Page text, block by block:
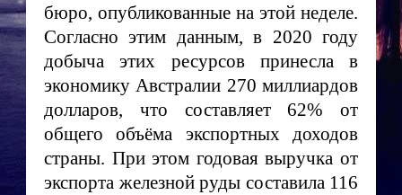
бюро, опубликованные на этой неделе.
Согласно этим данным, в 2020 году
добыча этих ресурсов принесла в
экономику Австралии 270 миллиардов
долларов, что составляет 62% от
общего объёма экспортных доходов
страны. При этом годовая выручка от
экспорта железной руды составила 116